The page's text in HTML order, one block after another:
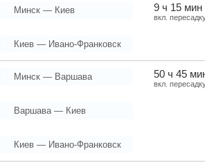
Минск — Киев
Киев — Ивано-Франковск
9 ч 15 мин
вкл.
Минск — Варшава
Варшава — Киев
Киев — Ивано-Франковск
50 ч 45
вкл.